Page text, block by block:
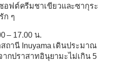
อฟต์ครีมชาเขียวและซากุระ
ก ๆ
– 17.00 น.
ถานี Inuyama เดินประมาณ
ากปราสาทอินุยามะไม่เกิน 5